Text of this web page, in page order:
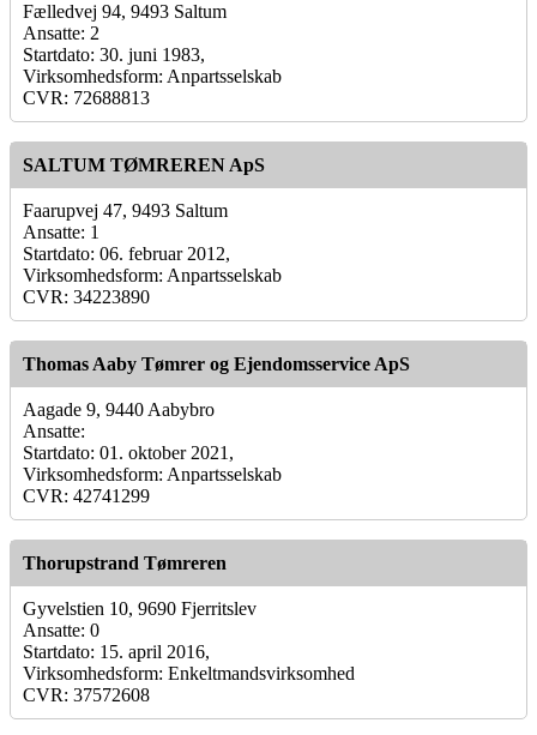
Fælledvej 94, 9493 Saltum
Ansatte: 2
Startdato: 30. juni 1983,
Virksomhedsform: Anpartsselskab
CVR: 72688813
SALTUM TØMREREN ApS
Faarupvej 47, 9493 Saltum
Ansatte: 1
Startdato: 06. februar 2012,
Virksomhedsform: Anpartsselskab
CVR: 34223890
Thomas Aaby Tømrer og Ejendomsservice ApS
Aagade 9, 9440 Aabybro
Ansatte:
Startdato: 01. oktober 2021,
Virksomhedsform: Anpartsselskab
CVR: 42741299
Thorupstrand Tømreren
Gyvelstien 10, 9690 Fjerritslev
Ansatte: 0
Startdato: 15. april 2016,
Virksomhedsform: Enkeltmandsvirksomhed
CVR: 37572608